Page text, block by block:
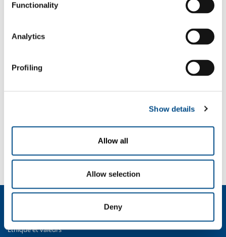
Functionality
Analytics
Profiling
Show details
Allow all
Allow selection
Deny
Pain et confiserie
Fruits et légumes
Café, vin et huile
SOL pour l'industrie
Contactez-nous
Éthique et valeurs